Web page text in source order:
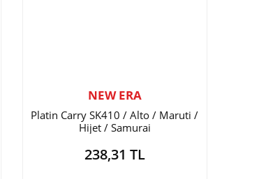
NEW ERA
Platin Carry SK410 / Alto / Maruti /
Hijet / Samurai
238,31 TL